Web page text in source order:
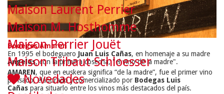
Bodegas Amaren
En 1995 el bodeguero Juan Luis Cañas, en homenaje a su madre
Ángeles, con la primera cosecha, "el vino de la madre".
AMAREN, que en euskera significa “de la madre”, fue el primer vino
pensado, elaborado y comercializado por Bodegas Luis
Cañas para situarlo entre los vinos más destacados del país.
Maison Laurent Perrier
Maison M. Hosthomme
Maison Perrier Jouët
Maison Tribaut Schloesser
Novedades